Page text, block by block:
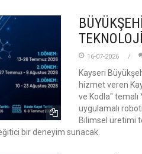
16-07-2026
Kayseri
hizmet veren
ve Kodla"
uygulamalı
Bilimsel üretimi
bir deneyim sunacak.